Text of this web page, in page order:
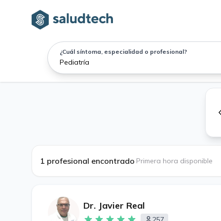
¿Cuál síntoma, especialidad o profesional?
1 profesional encontrado Primera hora disponible
Dr. Javier Real